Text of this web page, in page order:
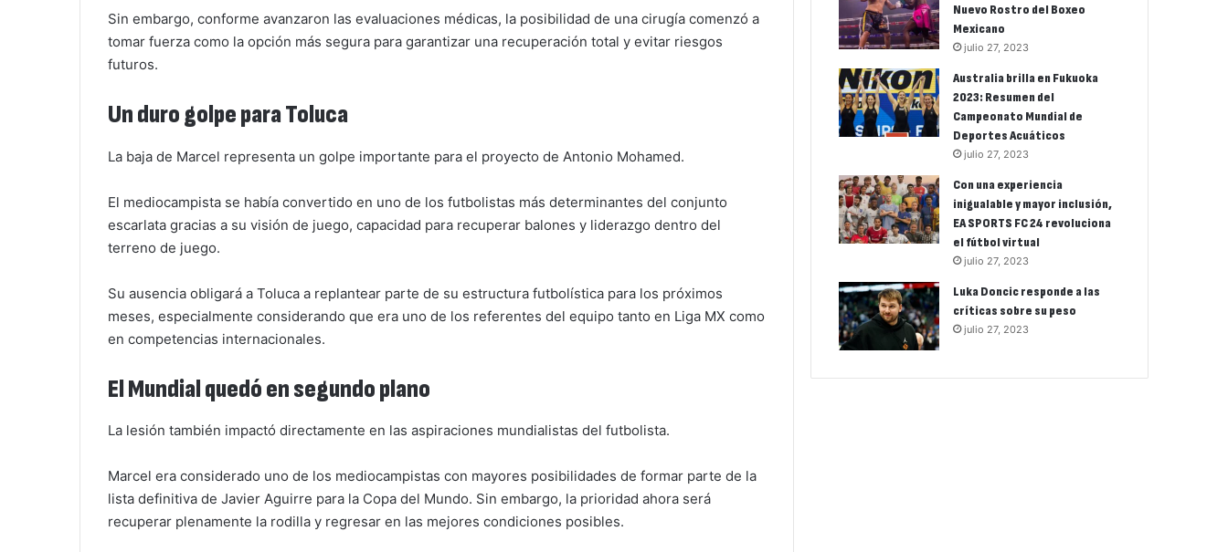
Sin embargo, conforme avanzaron las evaluaciones médicas, la posibilidad de una cirugía comenzó a
tomar fuerza como la opción más segura para garantizar una recuperación total y evitar riesgos
futuros.
Un duro golpe para Toluca
La baja de Marcel representa un golpe importante para el proyecto de Antonio Mohamed.
El mediocampista se había convertido en uno de los futbolistas más determinantes del conjunto
escarlata gracias a su visión de juego, capacidad para recuperar balones y liderazgo dentro del
terreno de juego.
Su ausencia obligará a Toluca a replantear parte de su estructura futbolística para los próximos
meses, especialmente considerando que era uno de los referentes del equipo tanto en Liga MX como
en competencias internacionales.
El Mundial quedó en segundo plano
La lesión también impactó directamente en las aspiraciones mundialistas del futbolista.
Marcel era considerado uno de los mediocampistas con mayores posibilidades de formar parte de la
lista definitiva de Javier Aguirre para la Copa del Mundo. Sin embargo, la prioridad ahora será
recuperar plenamente la rodilla y regresar en las mejores condiciones posibles.
Nuevo Rostro del Boxeo
Mexicano
julio 27, 2023
Australia brilla en Fukuoka
2023: Resumen del
Campeonato Mundial de
Deportes Acuáticos
julio 27, 2023
Con una experiencia
inigualable y mayor inclusión,
EA SPORTS FC 24 revoluciona
el fútbol virtual
julio 27, 2023
Luka Doncic responde a las
críticas sobre su peso
julio 27, 2023